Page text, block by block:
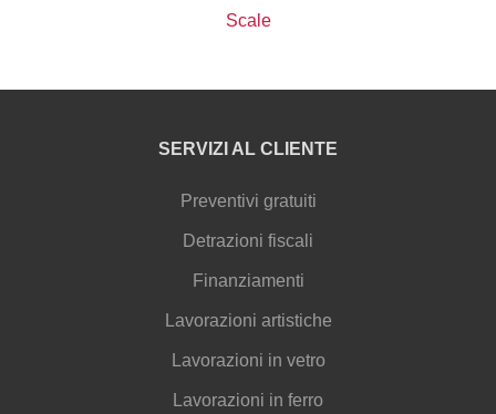
Scale
SERVIZI AL CLIENTE
Preventivi gratuiti
Detrazioni fiscali
Finanziamenti
Lavorazioni artistiche
Lavorazioni in vetro
Lavorazioni in ferro